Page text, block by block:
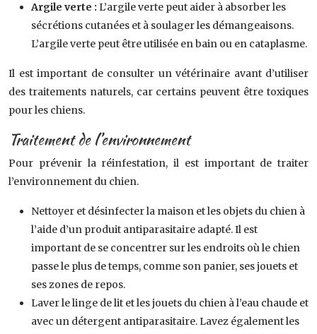
Argile verte : L’argile verte peut aider à absorber les
sécrétions cutanées et à soulager les démangeaisons.
L’argile verte peut être utilisée en bain ou en cataplasme.
Il est important de consulter un vétérinaire avant d’utiliser
des traitements naturels, car certains peuvent être toxiques
pour les chiens.
Traitement de l’environnement
Pour prévenir la réinfestation, il est important de traiter
l’environnement du chien.
Nettoyer et désinfecter la maison et les objets du chien à
l’aide d’un produit antiparasitaire adapté. Il est
important de se concentrer sur les endroits où le chien
passe le plus de temps, comme son panier, ses jouets et
ses zones de repos.
Laver le linge de lit et les jouets du chien à l’eau chaude et
avec un détergent antiparasitaire. Lavez également les